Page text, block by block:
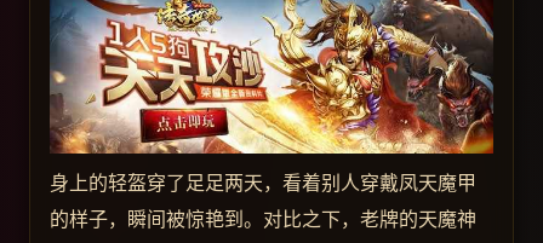
身上的轻盔穿了足足两天，看着别人穿戴凤天魔甲
的样子，瞬间被惊艳到。对比之下，老牌的天魔神